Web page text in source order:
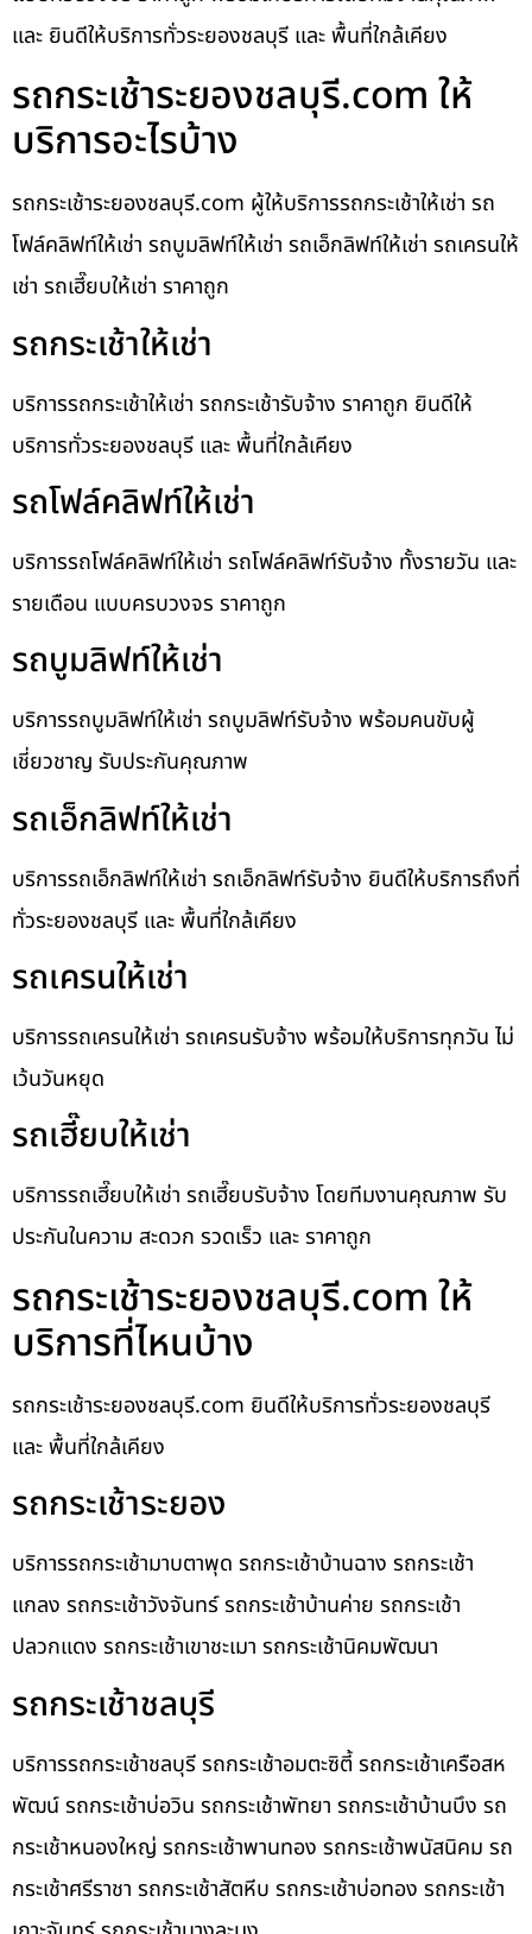
และ ยินดีให้บริการทั่วระยองชลบุรี และ พื้นที่ใกล้เคียง
รถกระเช้าระยองชลบุรี.com ให้
บริการอะไรบ้าง
รถกระเช้าระยองชลบุรี.com ผู้ให้บริการรถกระเช้าให้เช่า รถ
โฟล์คลิฟท์ให้เช่า รถบูมลิฟท์ให้เช่า รถเอ็กลิฟท์ให้เช่า รถเครนให้
เช่า รถเฮี๊ยบให้เช่า ราคาถูก
รถกระเช้าให้เช่า
บริการรถกระเช้าให้เช่า รถกระเช้ารับจ้าง ราคาถูก ยินดีให้
บริการทั่วระยองชลบุรี และ พื้นที่ใกล้เคียง
รถโฟล์คลิฟท์ให้เช่า
บริการรถโฟล์คลิฟท์ให้เช่า รถโฟล์คลิฟท์รับจ้าง ทั้งรายวัน และ
รายเดือน แบบครบวงจร ราคาถูก
รถบูมลิฟท์ให้เช่า
บริการรถบูมลิฟท์ให้เช่า รถบูมลิฟท์รับจ้าง พร้อมคนขับผู้
เชี่ยวชาญ รับประกันคุณภาพ
รถเอ็กลิฟท์ให้เช่า
บริการรถเอ็กลิฟท์ให้เช่า รถเอ็กลิฟท์รับจ้าง ยินดีให้บริการถึงที่
ทั่วระยองชลบุรี และ พื้นที่ใกล้เคียง
รถเครนให้เช่า
บริการรถเครนให้เช่า รถเครนรับจ้าง พร้อมให้บริการทุกวัน ไม่
เว้นวันหยุด
รถเฮี๊ยบให้เช่า
บริการรถเฮี๊ยบให้เช่า รถเฮี๊ยบรับจ้าง โดยทีมงานคุณภาพ รับ
ประกันในความ สะดวก รวดเร็ว และ ราคาถูก
รถกระเช้าระยองชลบุรี.com ให้
บริการที่ไหนบ้าง
รถกระเช้าระยองชลบุรี.com ยินดีให้บริการทั่วระยองชลบุรี
และ พื้นที่ใกล้เคียง
รถกระเช้าระยอง
บริการรถกระเช้ามาบตาพุด รถกระเช้าบ้านฉาง รถกระเช้า
แกลง รถกระเช้าวังจันทร์ รถกระเช้าบ้านค่าย รถกระเช้า
ปลวกแดง รถกระเช้าเขาชะเมา รถกระเช้านิคมพัฒนา
รถกระเช้าชลบุรี
บริการรถกระเช้าชลบุรี รถกระเช้าอมตะซิตี้ รถกระเช้าเครือสห
พัฒน์ รถกระเช้าบ่อวิน รถกระเช้าพัทยา รถกระเช้าบ้านบึง รถ
กระเช้าหนองใหญ่ รถกระเช้าพานทอง รถกระเช้าพนัสนิคม รถ
กระเช้าศรีราชา รถกระเช้าสัตหีบ รถกระเช้าบ่อทอง รถกระเช้า